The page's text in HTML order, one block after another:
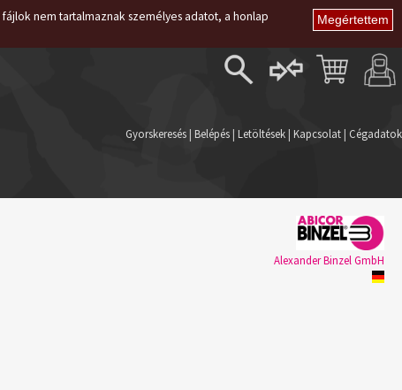
nem tartalmaznak személyes adatot, a honlap
Regisztráció
Gyorskeresés | Belépés | Letöltések | Kapcsolat | Cégadatok
Alexander Binzel GmbH